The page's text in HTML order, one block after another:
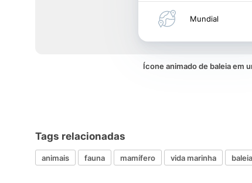
Mundial
Ícone animado de baleia em
Tags relacionadas
animais fauna mamífero vida marinha baleia